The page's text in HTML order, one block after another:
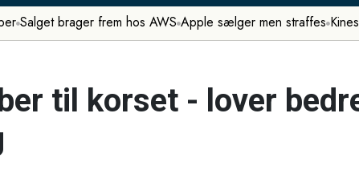
Salget brager frem hos AWS Apple sælger men straffes
til korset - lover